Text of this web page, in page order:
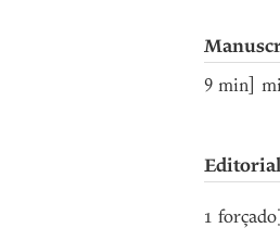
9 min] mi
1